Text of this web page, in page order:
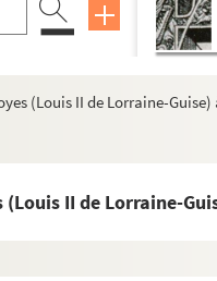
(Louis II de Lorraine-
(Louis II de Lorraine-
imprimé par ordre de
abbé de Clairvaux
1703)